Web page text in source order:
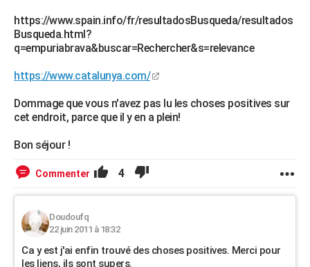
https://www.spain.info/fr/resultadosBusqueda/resultados
Busqueda.html?
q=empuriabrava&buscar=Rechercher&s=relevance
https://www.catalunya.com/
Dommage que vous n'avez pas lu les choses positives sur
cet endroit, parce que il y en a plein!
Bon séjour !
Commenter 4
Doudoufq
22 juin 2011 à 18:32
Ca y est j'ai enfin trouvé des choses positives. Merci pour
les liens, ils sont supers.